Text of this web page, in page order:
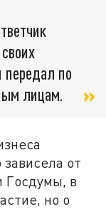
передал по
лицам.
от
Госдумы, в
но о